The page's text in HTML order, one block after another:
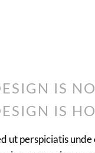
IS
IS
ut perspiciatis